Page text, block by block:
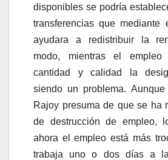
disponibles se podría
transferencias que mediante
ayudara a redistribuir la
modo, mientras el
cantidad y calidad la
siendo un problema.
Rajoy presuma de que se ha
de destrucción de empleo,
ahora el empleo está más
trabaja uno o dos días a